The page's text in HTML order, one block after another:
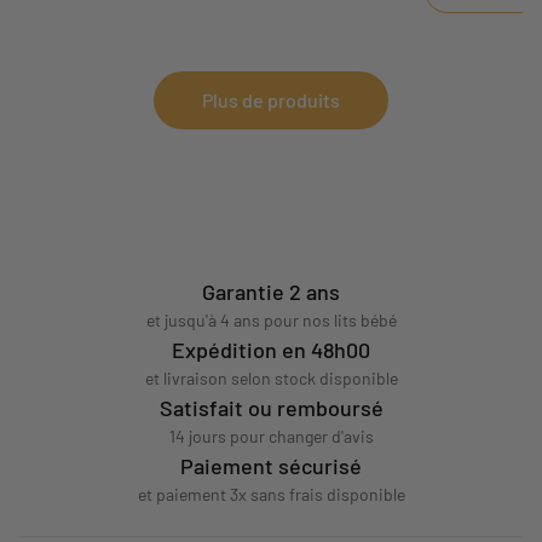
doux dont la
Plus de produits
Garantie 2 ans
et jusqu'à 4 ans pour nos lits bébé
Expédition en 48h00
et livraison selon stock disponible
Satisfait ou remboursé
14 jours pour changer d'avis
Paiement sécurisé
et paiement 3x sans frais disponible